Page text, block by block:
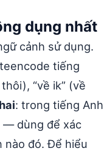
dụng nhất
cảnh sử dụng.
tiếng
“về ik” (về
: trong tiếng Anh
— dùng để xác
nào đó. Để hiểu